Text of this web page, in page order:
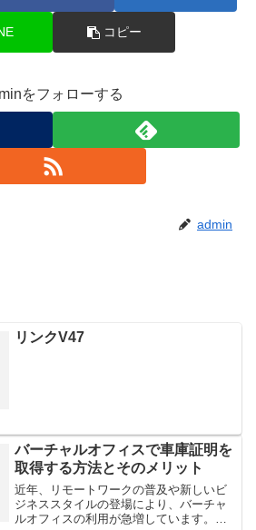
コピー
をフォローする
admin
リンクV47
バーチャルオフィスで車庫証明を
取得する方法とそのメリット
近年、リモートワークの普及や新しいビ
ジネススタイルの登場により、バーチャ
ルオフィスの利用が急増しています。特